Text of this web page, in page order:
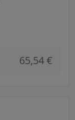
65,54 €